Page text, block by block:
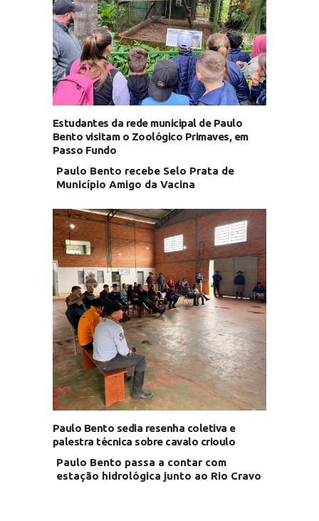
Estudantes da rede municipal de Paulo
Bento visitam o Zoológico Primaves, em
Passo Fundo
Paulo Bento recebe Selo Prata de
Município Amigo da Vacina
Paulo Bento sedia resenha coletiva e
palestra técnica sobre cavalo crioulo
Paulo Bento passa a contar com
estação hidrológica junto ao Rio Cravo